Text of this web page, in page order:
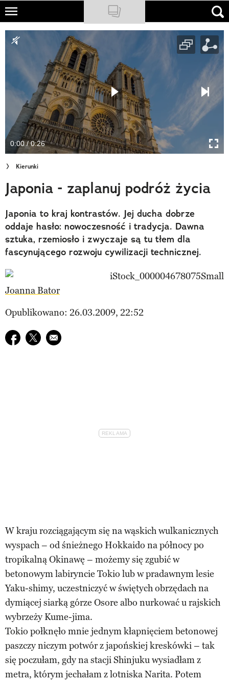
Skip
main
NATIONAL GEOGRAPHIC
PODCASTY
Sklep
Newsletter
Cuda Polski
Wielki Konkurs Fotograficzny
Trendbook Podróżniczy
Polecane
0:00 / 0:26
Kierunki
Japonia - zaplanuj podróż życia
Japonia to kraj kontrastów. Jej ducha dobrze
oddaje hasło: nowoczesność i tradycja. Dawna
sztuka, rzemiosło i zwyczaje są tu tłem dla
fascynującego rozwoju cywilizacji technicznej.
Joanna Bator
Opublikowano: 26.03.2009, 22:52
Udostępnij na facebook
Udostępnij na twitter
E-mail do przyjaciela
W kraju rozciągającym się na wąskich wulkanicznych
wyspach – od śnieżnego Hokkaido na północy po
tropikalną Okinawę – możemy się zgubić w
betonowym labiryncie Tokio lub w pradawnym lesie
Yaku-shimy, uczestniczyć w świętych obrzędach na
dymiącej siarką górze Osore albo nurkować u rajskich
wybrzeży Kume-jima.
Tokio połknęło mnie jednym kłapnięciem betonowej
paszczy niczym potwór z japońskiej kreskówki – tak
się poczułam, gdy na stacji Shinjuku wysiadłam z
metra, którym jechałam z lotniska Narita. Potem